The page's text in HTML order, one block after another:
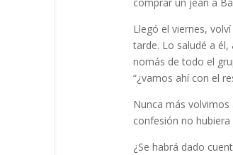
Llegó el viernes,
tarde. Lo saludé a
nomás de todo el
“¿vamos ahí con el
Nunca más
confesión no hubiera
¿Se habrá dado